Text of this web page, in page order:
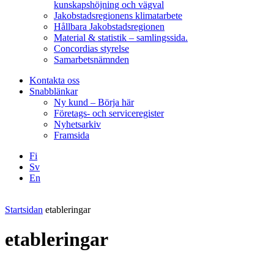
kunskapshöjning och vägval
Jakobstadsregionens klimatarbete
Hållbara Jakobstadsregionen
Material & statistik – samlingssida.
Concordias styrelse
Samarbetsnämnden
Kontakta oss
Snabblänkar
Ny kund – Börja här
Företags- och serviceregister
Nyhetsarkiv
Framsida
Fi
Sv
En
Startsidan etableringar
etableringar